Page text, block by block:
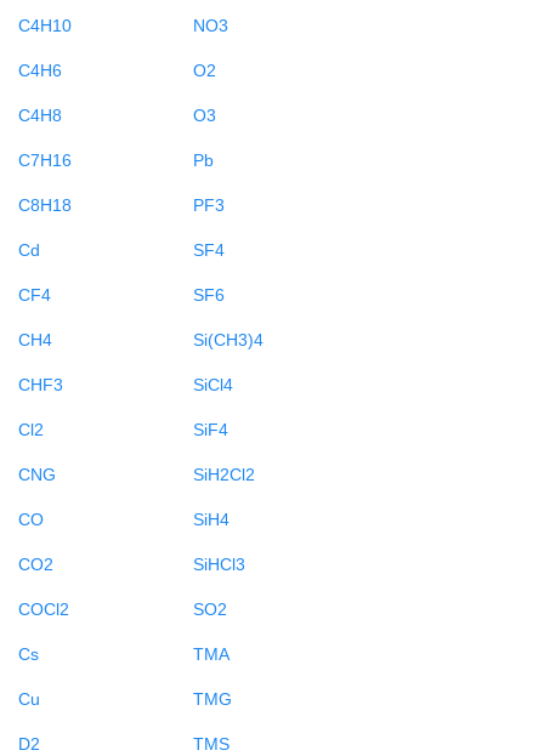
C4H10
C4H6
C4H8
C7H16
C8H18
Cd
CF4
CH4
CHF3
Cl2
CNG
CO
CO2
COCl2
Cs
Cu
D2
NO3
O2
O3
Pb
PF3
SF4
SF6
Si(CH3)4
SiCl4
SiF4
SiH2Cl2
SiH4
SiHCl3
SO2
TMA
TMG
TMS